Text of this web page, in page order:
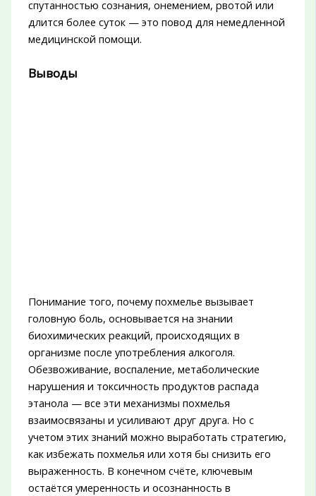
спутанностью сознания, онемением, рвотой или
длится более суток — это повод для немедленной
медицинской помощи.
Выводы
Понимание того, почему похмелье вызывает
головную боль, основывается на знании
биохимических реакций, происходящих в
организме после употребления алкоголя.
Обезвоживание, воспаление, метаболические
нарушения и токсичность продуктов распада
этанола — все эти механизмы похмелья
взаимосвязаны и усиливают друг друга. Но с
учетом этих знаний можно выработать стратегию,
как избежать похмелья или хотя бы снизить его
выраженность. В конечном счёте, ключевым
остаётся умеренность и осознанность в